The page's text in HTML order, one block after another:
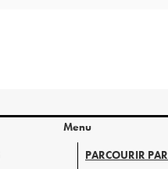
Menu
PARCOURIR